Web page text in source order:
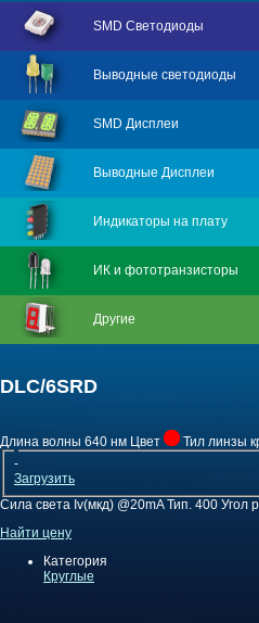
SMD Светодиоды
Выводные светодиоды
SMD Дисплеи
Выводные Дисплеи
Индикаторы на плату
ИК и фототранзисторы
Другие
DLC/6SRD
Длина волны 640 нм Цвет Тил линзы
-
Загрузить
Сила света Iv(мкд) @20mA Тип. 400 Угол
Найти цену
Категория
Круглые